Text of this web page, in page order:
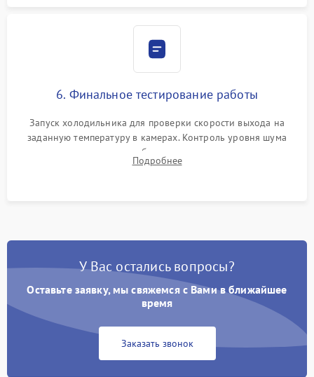
6. Финальное тестирование работы
Запуск холодильника для проверки скорости выхода на
заданную температуру в камерах. Контроль уровня шума
компрессора, отсутствия обмерзания стенок и корректного
срабатывания системы автоматической оттайки.
Подробнее
У Вас остались вопросы?
Оставьте заявку, мы свяжемся с Вами в ближайшее
время
Заказать звонок